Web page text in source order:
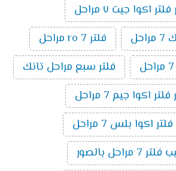
اكوا جيت ٧ مراحل
فلتر ro 7 مراحل
فلتر سبع مراحل تانك
اكوا جيم 7 مراحل
اكوا بلس 7 مراحل
7 مراحل بالصور